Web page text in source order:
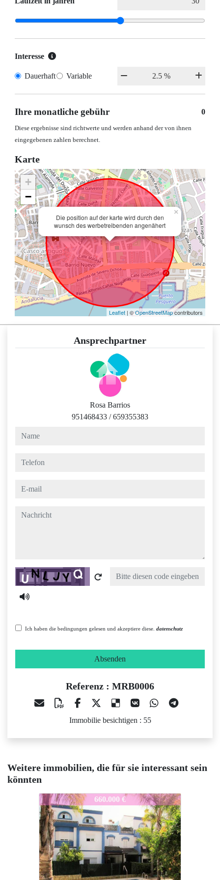
Interesse
Dauerhaft Variable
Ihre monatliche gebühr 0
Diese ergebnisse sind richtwerte und werden anhand der von ihnen
eingegebenen zahlen berechnet.
Karte
Die position auf der karte wird durch den
wunsch des werbetreibenden angenähert
×
+
−
Leaflet | ©OpenStreetMapcontributors
Ansprechpartner
Rosa Barrios
951468433 /659355383
name
telefon
e-mail
nachricht
Captcha
Ich haben die bedingungen gelesen und akzeptiere diese. datenschutz
Absenden
Referenz : MRB0006
Immobilie besichtigen : 55
Weitere immobilien, die für sie interessant sein
könnten
660.000 € MRB0006
MRB0006 395.000 €